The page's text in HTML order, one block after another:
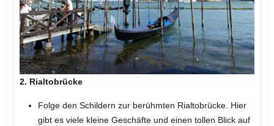
2. Rialtobrücke
Folge den Schildern zur berühmten Rialtobrücke. Hier
gibt es viele kleine Geschäfte und einen tollen Blick auf